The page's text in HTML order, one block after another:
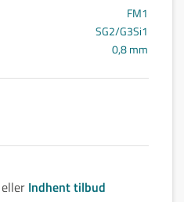
FM1
SG2/G3Si1
0,8 mm
eller Indhent tilbud